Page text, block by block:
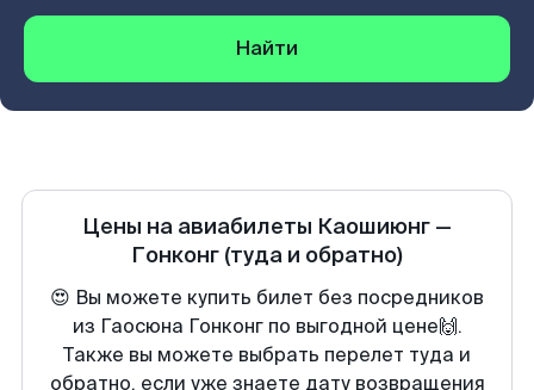
Найти
Цены на авиабилеты Каошиюнг —
Гонконг (туда и обратно)
😍 Вы можете купить билет без посредников
из Гаосюна Гонконг по выгодной цене🙌.
Также вы можете выбрать перелет туда и
обратно, если уже знаете дату возвращения